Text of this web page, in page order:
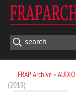
FRAP Archive» AUDIO
(2019)